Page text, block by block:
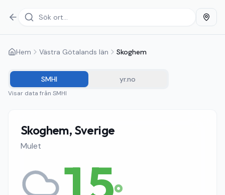
Hem Västra Götalands län Skoghem
SMHI yr.no
Visar data från SMHI
Skoghem, Sverige
Mulet